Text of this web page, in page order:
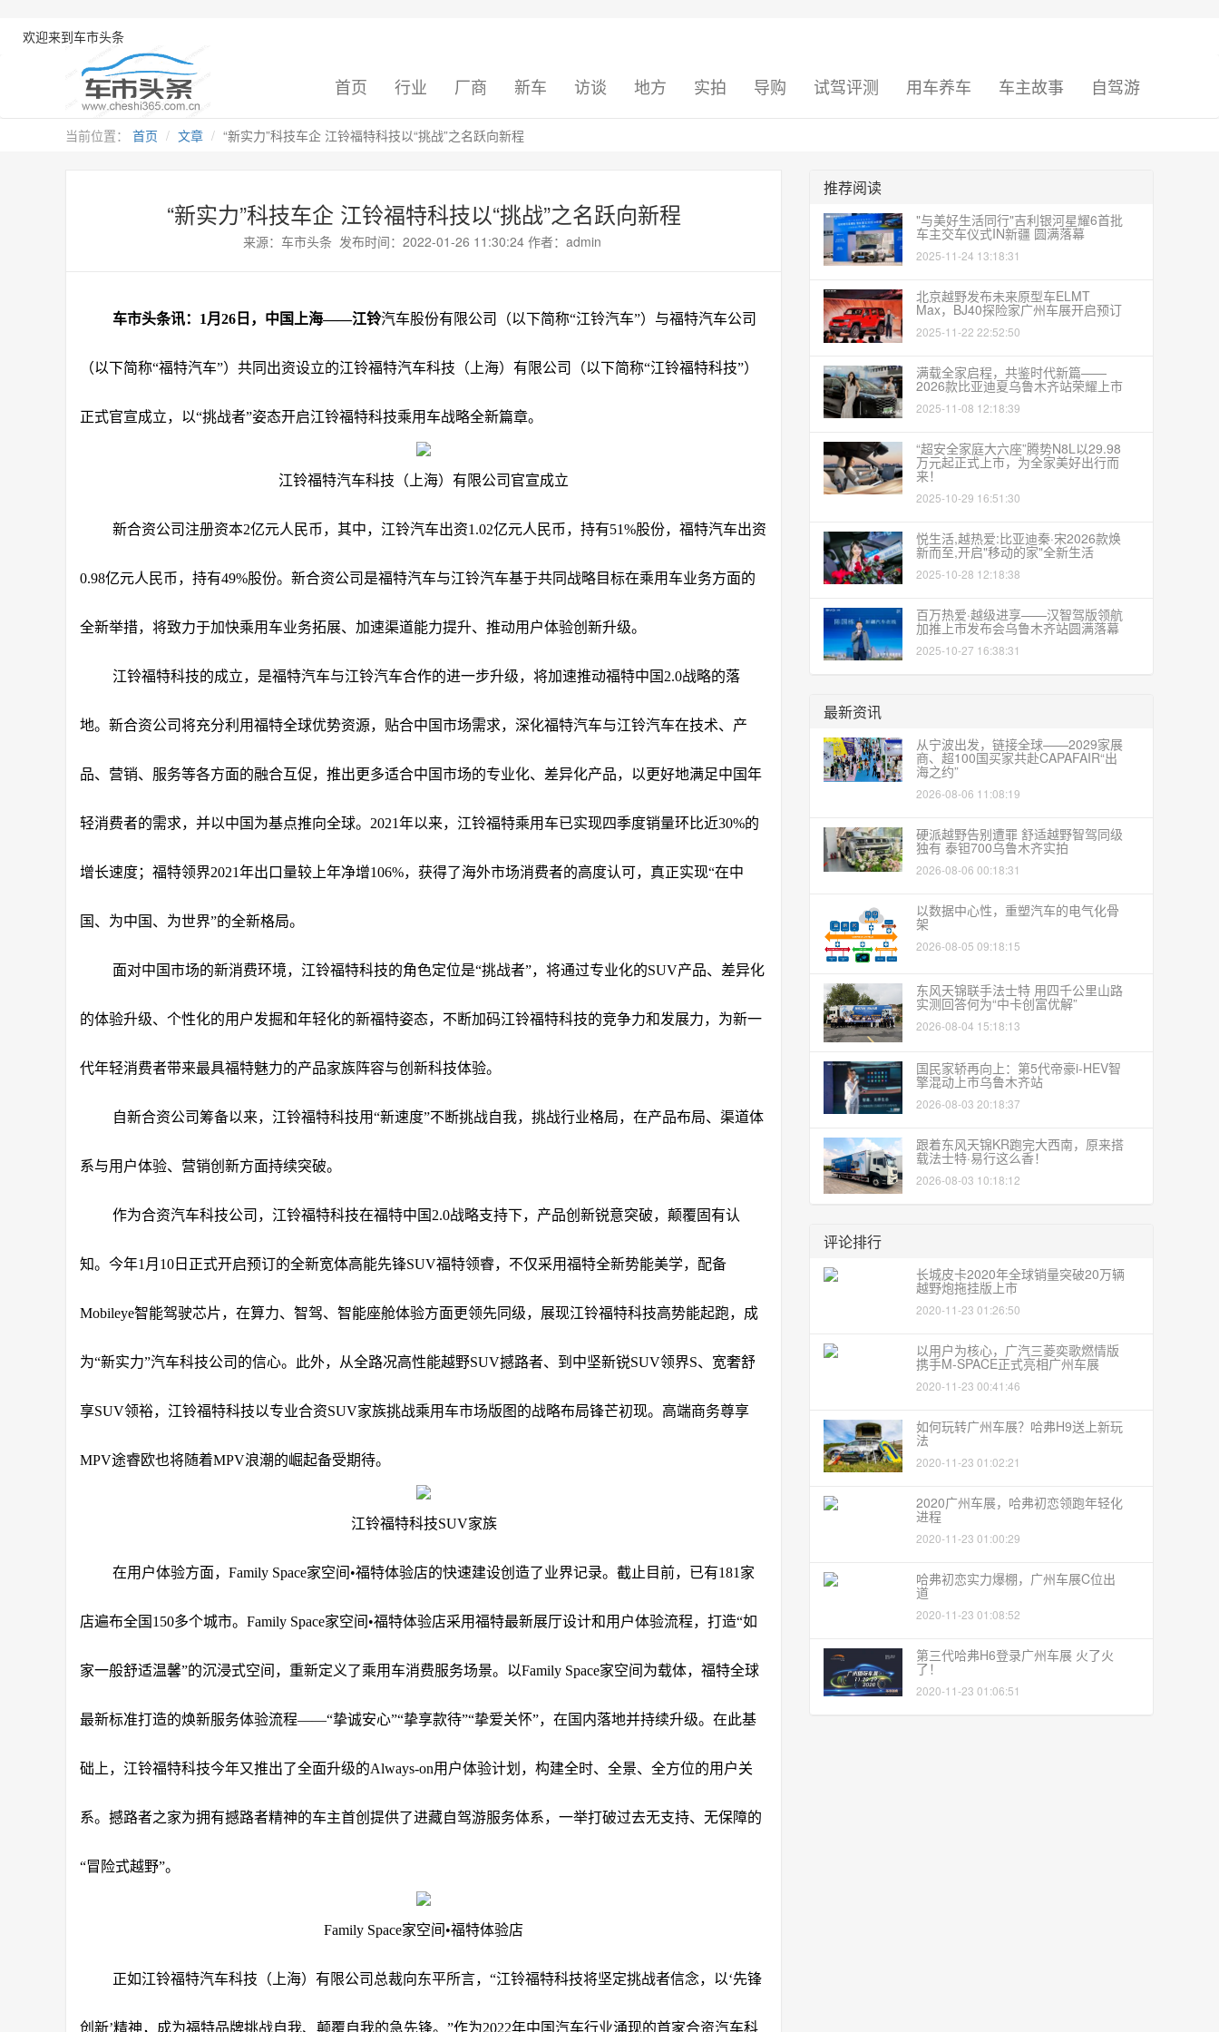
欢迎来到车市头条
首页 行业 厂商 新车 访谈 地方 实拍 导购 试驾评测 用车养车 车主故事 自驾游
当前位置： 首页 文章 “新实力”科技车企 江铃福特科技以“挑战”之名跃向新程
“新实力”科技车企 江铃福特科技以“挑战”之名跃向新程
来源：车市头条 发布时间：2022-01-26 11:30:24 作者：admin
车市头条讯：1月26日，中国上海——江铃汽车股份有限公司（以下简称“江铃汽车”）与福特汽车公司
（以下简称“福特汽车”）共同出资设立的江铃福特汽车科技（上海）有限公司（以下简称“江铃福特科技”）
正式官宣成立，以“挑战者”姿态开启江铃福特科技乘用车战略全新篇章。
江铃福特汽车科技（上海）有限公司官宣成立
新合资公司注册资本2亿元人民币，其中，江铃汽车出资1.02亿元人民币，持有51%股份，福特汽车出资
0.98亿元人民币，持有49%股份。新合资公司是福特汽车与江铃汽车基于共同战略目标在乘用车业务方面的
全新举措，将致力于加快乘用车业务拓展、加速渠道能力提升、推动用户体验创新升级。
江铃福特科技的成立，是福特汽车与江铃汽车合作的进一步升级，将加速推动福特中国2.0战略的落
地。新合资公司将充分利用福特全球优势资源，贴合中国市场需求，深化福特汽车与江铃汽车在技术、产
品、营销、服务等各方面的融合互促，推出更多适合中国市场的专业化、差异化产品，以更好地满足中国年
轻消费者的需求，并以中国为基点推向全球。2021年以来，江铃福特乘用车已实现四季度销量环比近30%的
增长速度；福特领界2021年出口量较上年净增106%，获得了海外市场消费者的高度认可，真正实现“在中
国、为中国、为世界”的全新格局。
面对中国市场的新消费环境，江铃福特科技的角色定位是“挑战者”，将通过专业化的SUV产品、差异化
的体验升级、个性化的用户发掘和年轻化的新福特姿态，不断加码江铃福特科技的竞争力和发展力，为新一
代年轻消费者带来最具福特魅力的产品家族阵容与创新科技体验。
自新合资公司筹备以来，江铃福特科技用“新速度”不断挑战自我，挑战行业格局，在产品布局、渠道体
系与用户体验、营销创新方面持续突破。
作为合资汽车科技公司，江铃福特科技在福特中国2.0战略支持下，产品创新锐意突破，颠覆固有认
知。今年1月10日正式开启预订的全新宽体高能先锋SUV福特领睿，不仅采用福特全新势能美学，配备
Mobileye智能驾驶芯片，在算力、智驾、智能座舱体验方面更领先同级，展现江铃福特科技高势能起跑，成
为“新实力”汽车科技公司的信心。此外，从全路况高性能越野SUV撼路者、到中坚新锐SUV领界S、宽奢舒
享SUV领裕，江铃福特科技以专业合资SUV家族挑战乘用车市场版图的战略布局锋芒初现。高端商务尊享
MPV途睿欧也将随着MPV浪潮的崛起备受期待。
江铃福特科技SUV家族
在用户体验方面，Family Space家空间•福特体验店的快速建设创造了业界记录。截止目前，已有181家
店遍布全国150多个城市。Family Space家空间•福特体验店采用福特最新展厅设计和用户体验流程，打造“如
家一般舒适温馨”的沉浸式空间，重新定义了乘用车消费服务场景。以Family Space家空间为载体，福特全球
最新标准打造的焕新服务体验流程——“挚诚安心”“挚享款待”“挚爱关怀”，在国内落地并持续升级。在此基
础上，江铃福特科技今年又推出了全面升级的Always-on用户体验计划，构建全时、全景、全方位的用户关
系。撼路者之家为拥有撼路者精神的车主首创提供了进藏自驾游服务体系，一举打破过去无支持、无保障的
“冒险式越野”。
Family Space家空间•福特体验店
正如江铃福特汽车科技（上海）有限公司总裁向东平所言，“江铃福特科技将坚定挑战者信念，以‘先锋
创新’精神，成为福特品牌挑战自我、颠覆自我的急先锋。”作为2022年中国汽车行业涌现的首家合资汽车科
推荐阅读
"与美好生活同行"吉利银河星耀6首批
车主交车仪式IN新疆 圆满落幕
2025-11-24 13:18:31
北京越野发布未来原型车ELMT
Max，BJ40探险家广州车展开启预订
2025-11-22 22:52:50
满载全家启程，共鉴时代新篇——
2026款比亚迪夏乌鲁木齐站荣耀上市
2025-11-08 12:18:39
“超安全家庭大六座”腾势N8L以29.98
万元起正式上市，为全家美好出行而
来！
2025-10-29 16:51:30
悦生活,越热爱:比亚迪秦·宋2026款焕
新而至,开启"移动的家"全新生活
2025-10-28 12:18:38
百万热爱·越级进享——汉智驾版领航
加推上市发布会乌鲁木齐站圆满落幕
2025-10-27 16:38:31
最新资讯
从宁波出发，链接全球——2029家展
商、超100国买家共赴CAPAFAIR“出
海之约”
2026-08-06 11:08:19
硬派越野告别遭罪 舒适越野智驾同级
独有 泰钽700乌鲁木齐实拍
2026-08-06 00:18:31
以数据中心性，重塑汽车的电气化骨
架
2026-08-05 09:18:15
东风天锦联手法士特 用四千公里山路
实测回答何为“中卡创富优解”
2026-08-04 15:18:13
国民家轿再向上：第5代帝豪i-HEV智
擎混动上市乌鲁木齐站
2026-08-03 20:18:37
跟着东风天锦KR跑完大西南，原来搭
载法士特·易行这么香！
2026-08-03 10:18:12
评论排行
长城皮卡2020年全球销量突破20万辆
越野炮拖挂版上市
2020-11-23 01:26:50
以用户为核心，广汽三菱奕歌燃情版
携手M-SPACE正式亮相广州车展
2020-11-23 00:41:46
如何玩转广州车展？哈弗H9送上新玩
法
2020-11-23 01:02:21
2020广州车展，哈弗初恋领跑年轻化
进程
2020-11-23 01:00:29
哈弗初恋实力爆棚，广州车展C位出
道
2020-11-23 01:08:52
第三代哈弗H6登录广州车展 火了火
了！
2020-11-23 01:06:51